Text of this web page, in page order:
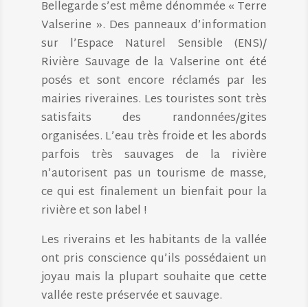
Bellegarde s’est même dénommée « Terre
Valserine ». Des panneaux d’information
sur l’Espace Naturel Sensible (ENS)/
Rivière Sauvage de la Valserine ont été
posés et sont encore réclamés par les
mairies riveraines. Les touristes sont très
satisfaits des randonnées/gites
organisées. L’eau très froide et les abords
parfois très sauvages de la rivière
n’autorisent pas un tourisme de masse,
ce qui est finalement un bienfait pour la
rivière et son label !
Les riverains et les habitants de la vallée
ont pris conscience qu’ils possédaient un
joyau mais la plupart souhaite que cette
vallée reste préservée et sauvage.